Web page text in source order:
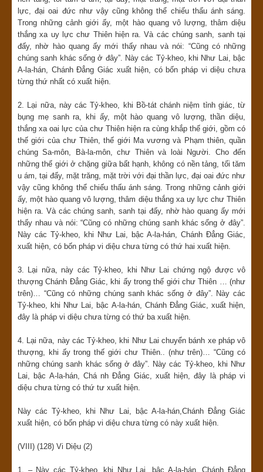
lực, đại oai đức như vậy cũng không thể chiếu thấu ánh sáng.
Trong những cảnh giới ấy, một hào quang vô lượng, thâm diệu
thắng xa uy lực chư Thiên hiện ra. Và các chúng sanh, sanh tại
đấy, nhờ hào quang ấy mới thấy nhau và nói: “Cũng có những
chúng sanh khác sống ở đây”. Này các Tỷ-kheo, khi Như Lai, bậc
A-la-hán, Chánh Đẳng Giác xuất hiện, có bốn pháp vi diệu chưa
từng thứ nhất có xuất hiện.
2. Lại nữa, này các Tỷ-kheo, khi Bồ-tát chánh niệm tỉnh giác, từ
bụng mẹ sanh ra, khi ấy, một hào quang vô lượng, thần diệu,
thắng xa oai lực của chư Thiên hiện ra cùng khắp thế giới, gồm có
thế giới của chư Thiên, thế giới Ma vương và Phạm thiên, quần
chúng Sa-môn, Bà-la-môn, chư Thiên và loài Người. Cho đến
những thế giới ở chặng giữa bất hạnh, không có nền tảng, tối tăm
u ám, tại đấy, mặt trăng, mặt trời với đại thần lực, đại oai đức như
vậy cũng không thể chiếu thấu ánh sáng. Trong những cảnh giới
ấy, một hào quang vô lượng, thâm diệu thắng xa uy lực chư Thiên
hiện ra. Và các chúng sanh, sanh tại đấy, nhờ hào quang ấy mới
thấy nhau và nói: “Cũng có những chúng sanh khác sống ở đây”.
Này các Tỷ-kheo, khi Như Lai, bậc A-la-hán, Chánh Đẳng Giác,
xuất hiện, có bốn pháp vi diệu chưa từng có thứ hai xuất hiện.
3. Lại nữa, này các Tỷ-kheo, khi Như Lai chứng ngộ được vô
thượng Chánh Đẳng Giác, khi ấy trong thế giới chư Thiên … (như
trên)… “Cũng có những chúng sanh khác sống ở đây”. Này các
Tỷ-kheo, khi Như Lai, bậc A-la-hán, Chánh Đẳng Giác, xuất hiện,
đây là pháp vi diệu chưa từng có thứ ba xuất hiện.
4. Lại nữa, này các Tỷ-kheo, khi Như Lai chuyển bánh xe pháp vô
thượng, khi ấy trong thế giới chư Thiên.. (như trên)… “Cũng có
những chúng sanh khác sống ở đây”. Này các Tỷ-kheo, khi Như
Lai, bậc A-la-hán, Chá nh Đẳng Giác, xuất hiện, đây là pháp vi
diệu chưa từng có thứ tư xuất hiện.
Này các Tỷ-kheo, khi Như Lai, bậc A-la-hán,Chánh Đẳng Giác
xuất hiện, có bốn pháp vi diệu chưa từng có này xuất hiện.
(VIII) (128) Vi Diệu (2)
1. – Này các Tỷ-kheo, khi Như Lai, bậc A-la-hán, Chánh Đẳng